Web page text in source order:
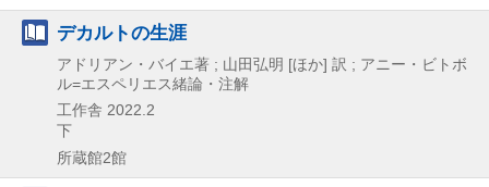
デカルトの生涯
アドリアン・バイエ著 ; 山田弘明 [ほか] 訳 ; アニー・ビトボ
ル=エスペリエス緒論・注解
工作舎 2022.2
下
所蔵館2館